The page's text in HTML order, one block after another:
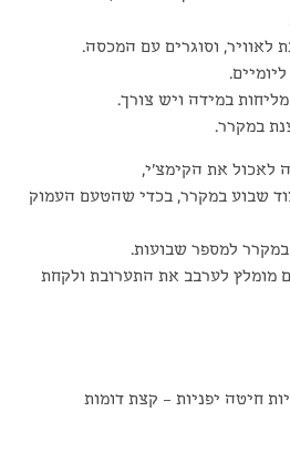
במידה ויש צורך.
במקרר.
לאכול את הקימצ'י,
שבוע במקרר, בכדי שהטעם העמוק
במקרר למספר שבועות.
מומלץ לערבב את התערובת ולקחת
חיטה יפניות – קצת דומות